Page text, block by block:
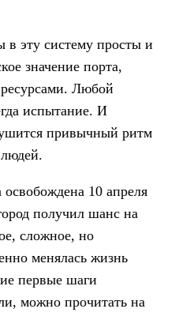
эту систему просты и
значение порта,
Любой
испытание. И
привычный ритм
10 апреля
получил шанс на
сложное, но
менялась жизнь
первые шаги
можно прочитать на